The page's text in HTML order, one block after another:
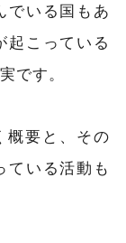
でいる国もあ
起こっている
です。
概要と、その
ている活動も